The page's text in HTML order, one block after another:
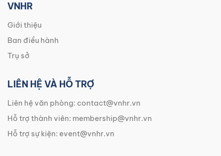
VNHR
Giới thiệu
Ban điều hành
Trụ sở
LIÊN HỆ VÀ HỖ TRỢ
Liên hệ văn phòng: contact@vnhr.vn
Hỗ trợ thành viên: membership@vnhr.vn
Hỗ trợ sự kiện: event@vnhr.vn